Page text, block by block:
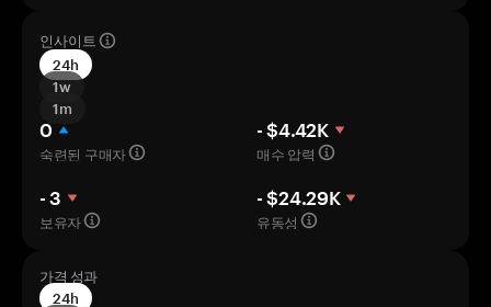
인사이트
24h
1w
1m
0
숙련된 구매자
- $4.42K
매수 압력
- 3
보유자
- $24.29K
유동성
가격 성과
24h